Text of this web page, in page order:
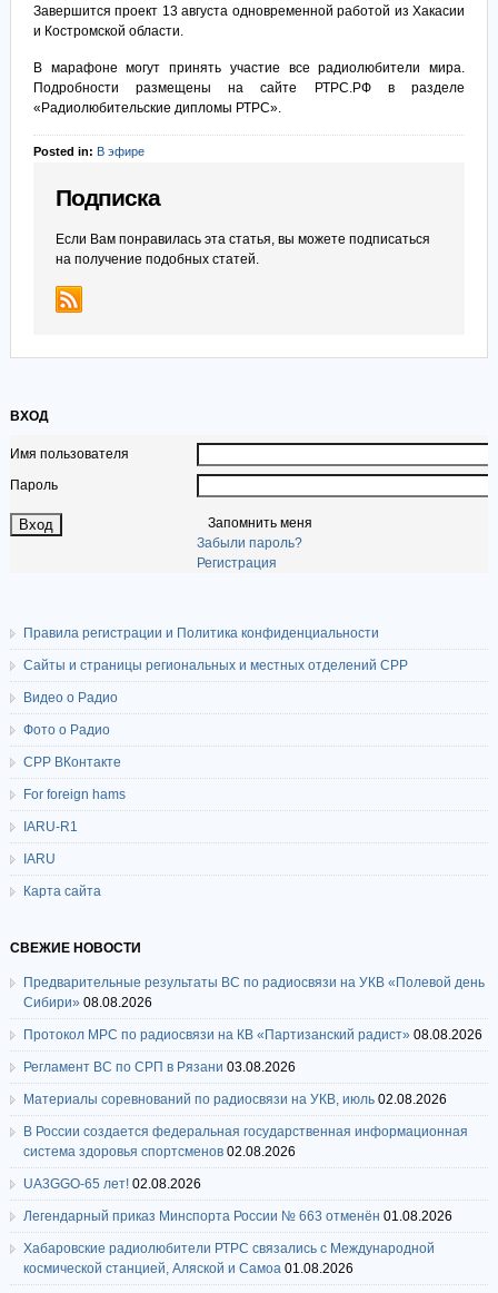
Завершится проект 13 августа одновременной работой из Хакасии
и Костромской области.
В марафоне могут принять участие все радиолюбители мира.
Подробности размещены на сайте РТРС.РФ в разделе
«Радиолюбительские дипломы РТРС».
Posted in: В эфире
Подписка
Если Вам понравилась эта статья, вы можете подписаться
на получение подобных статей.
ВХОД
Имя пользователя
Пароль
Запомнить меня
Забыли пароль?
Регистрация
Правила регистрации и Политика конфиденциальности
Сайты и страницы региональных и местных отделений СРР
Видео о Радио
Фото о Радио
СРР ВКонтакте
For foreign hams
IARU-R1
IARU
Карта сайта
СВЕЖИЕ НОВОСТИ
Предварительные результаты ВС по радиосвязи на УКВ «Полевой день
Сибири» 08.08.2026
Протокол МРС по радиосвязи на КВ «Партизанский радист» 08.08.2026
Регламент ВС по СРП в Рязани 03.08.2026
Материалы соревнований по радиосвязи на УКВ, июль 02.08.2026
В России создается федеральная государственная информационная
система здоровья спортсменов 02.08.2026
UA3GGO-65 лет! 02.08.2026
Легендарный приказ Минспорта России № 663 отменён 01.08.2026
Хабаровские радиолюбители РТРС связались с Международной
космической станцией, Аляской и Самоа 01.08.2026